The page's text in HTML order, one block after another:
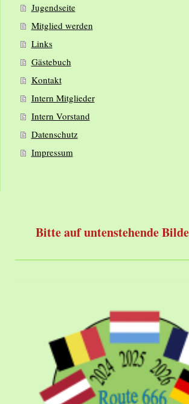
Jugendseite
Mitglied werden
Links
Gästebuch
Kontakt
Intern Mitglieder
Intern Vorstand
Datenschutz
Impressum
Bitte auf untenstehende